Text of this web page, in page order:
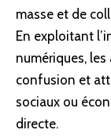
masse et de
En exploitant
numériques,
confusion et
sociaux ou
directe.